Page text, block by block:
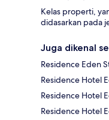
Kelas properti,
didasarkan pada
Juga dikenal
Residence Eden
Residence Hotel
Residence Hotel
Residence Hotel